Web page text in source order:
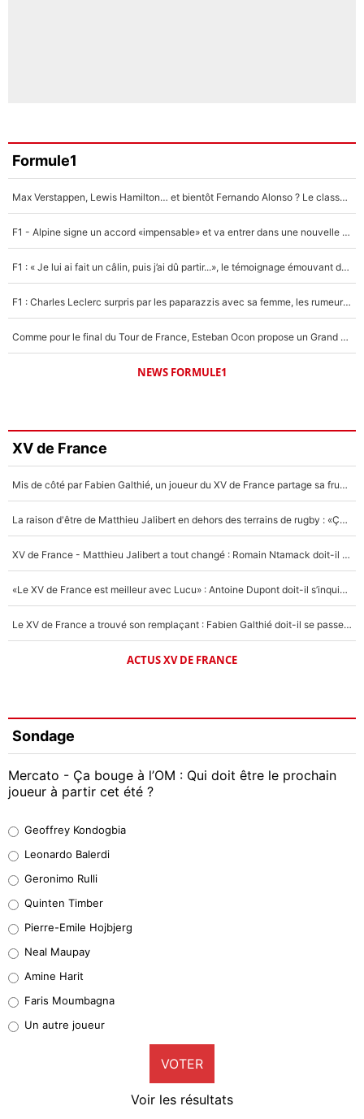
Formule1
Max Verstappen, Lewis Hamilton… et bientôt Fernando Alonso ? Le classement des pilotes les mieux payés en Formule 1 risque de changer !
F1 - Alpine signe un accord «impensable» et va entrer dans une nouvelle dimension : Grande nouvelle pour Pierre Gasly !
F1 : « Je lui ai fait un câlin, puis j’ai dû partir...», le témoignage émouvant de Max Verstappen sur sa fille
F1 : Charles Leclerc surpris par les paparazzis avec sa femme, les rumeurs étaient vraies !
Comme pour le final du Tour de France, Esteban Ocon propose un Grand Prix de Formule 1 à Paris : «Autour de l’Arc de Triomphe, ce serait génial» !
NEWS FORMULE1
XV de France
Mis de côté par Fabien Galthié, un joueur du XV de France partage sa frustration : «ils ne me l’ont pas dit tout de suite»
La raison d'être de Matthieu Jalibert en dehors des terrains de rugby : «Ça m'atteint autant que si tu touches à un membre de ma famille»
XV de France - Matthieu Jalibert a tout changé : Romain Ntamack doit-il s’inquiéter pour sa place à un an de la Coupe du monde ?
«Le XV de France est meilleur avec Lucu» : Antoine Dupont doit-il s’inquiéter pour sa place ?
Le XV de France a trouvé son remplaçant : Fabien Galthié doit-il se passer d'Antoine Dupont ?
ACTUS XV DE FRANCE
Sondage
Mercato - Ça bouge à l’OM : Qui doit être le prochain
joueur à partir cet été ?
38%
32%
5%
1%
9%
Geoffrey Kondogbia
Leonardo Balerdi
Geronimo Rulli
Quinten Timber
Pierre-Emile Hojbjerg
Neal Maupay
Amine Harit
Faris Moumbagna
Un autre joueur
VOTER
Voir les résultats